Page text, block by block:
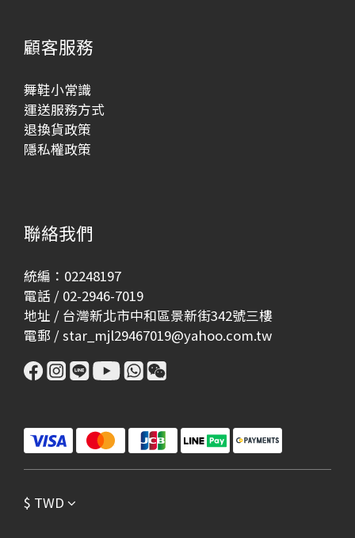
顧客服務
舞鞋小常識
運送服務方式
退換貨政策
隱私權政策
聯絡我們
統編：02248197
電話 / 02-2946-7019
地址 / 台灣新北市中和區景新街342號三樓
電郵 / star_mjl29467019@yahoo.com.tw
$ TWD